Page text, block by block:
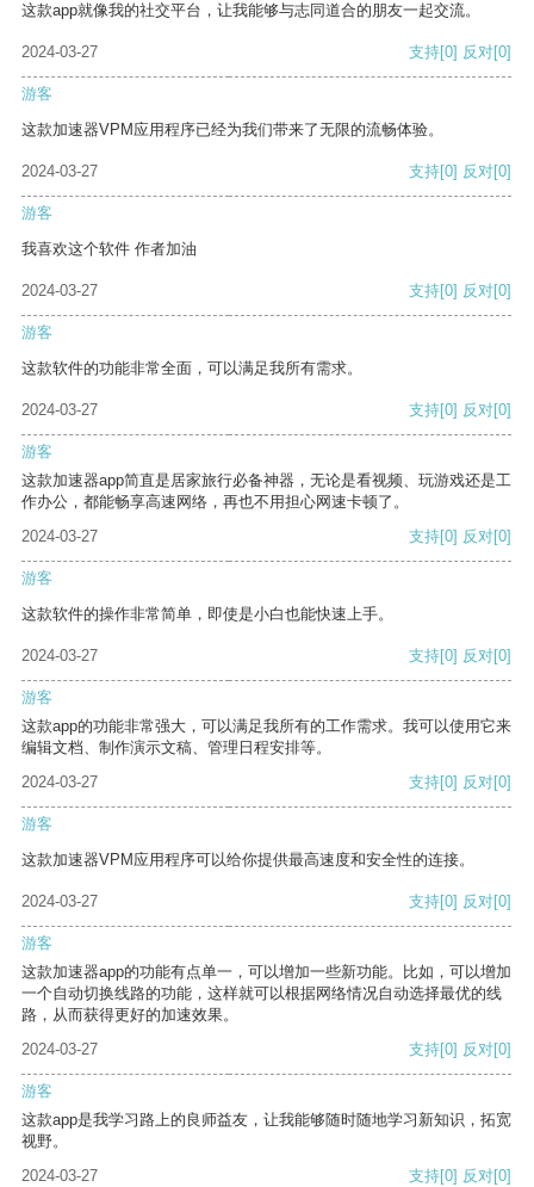
这款app就像我的社交平台，让我能够与志同道合的朋友一起交流。
2024-03-27 支持[0] 反对[0]
游客
这款加速器VPM应用程序已经为我们带来了无限的流畅体验。
2024-03-27 支持[0] 反对[0]
游客
我喜欢这个软件 作者加油
2024-03-27 支持[0] 反对[0]
游客
这款软件的功能非常全面，可以满足我所有需求。
2024-03-27 支持[0] 反对[0]
游客
这款加速器app简直是居家旅行必备神器，无论是看视频、玩游戏还是工
作办公，都能畅享高速网络，再也不用担心网速卡顿了。
2024-03-27
支持[0] 反对[0]
游客
这款软件的操作非常简单，即使是小白也能快速上手。
2024-03-27 支持[0] 反对[0]
游客
这款app的功能非常强大，可以满足我所有的工作需求。我可以使用它来
编辑文档、制作演示文稿、管理日程安排等。
2024-03-27
支持[0] 反对[0]
游客
这款加速器VPM应用程序可以给你提供最高速度和安全性的连接。
2024-03-27 支持[0] 反对[0]
游客
这款加速器app的功能有点单一，可以增加一些新功能。比如，可以增加
一个自动切换线路的功能，这样就可以根据网络情况自动选择最优的线
路，从而获得更好的加速效果。
2024-03-27
支持[0] 反对[0]
游客
这款app是我学习路上的良师益友，让我能够随时随地学习新知识，拓宽
视野。
2024-03-27
支持[0] 反对[0]